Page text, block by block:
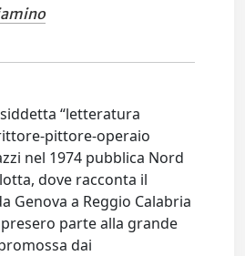
“letteratura
pittore-operaio
nel 1974 pubblica Nord
dove racconta il
Genova a Reggio Calabria
parte alla grande
dai